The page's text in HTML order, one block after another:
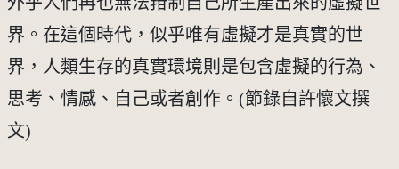
界。在這個時代，似乎唯有虛擬才是真實的世
界，人類生存的真實環境則是包含虛擬的行為、
思考、情感、自己或者創作。(節錄自許懷文撰
文)